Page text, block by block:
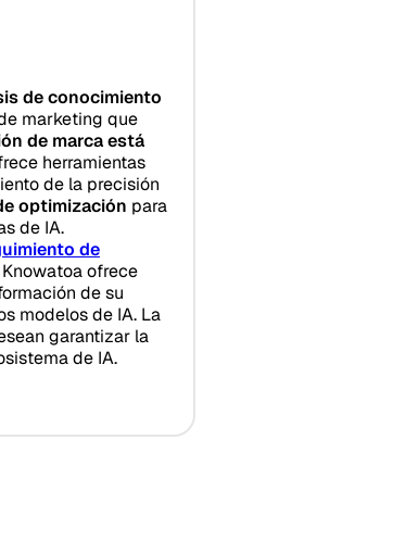
de conocimiento
marketing que
de marca está
herramientas
de la precisión
optimización para
de IA.
de
Knowatoa ofrece
de su
modelos de IA. La
garantizar la
de IA.